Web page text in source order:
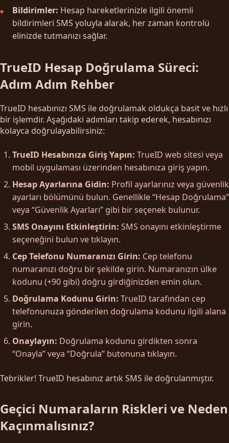
Bildirimler: Hesap hareketlerinizle ilgili önemli
bildirimleri SMS yoluyla alarak, her zaman kontrolü
elinizde tutmanızı sağlar.
TrueID Hesap Doğrulama Süreci:
Adım Adım Rehber
TrueID hesabınızı SMS ile doğrulamak oldukça basit ve hızlı
bir işlemdir. Aşağıdaki adımları takip ederek, hesabınızı
kolayca doğrulayabilirsiniz:
TrueID Hesabınıza Giriş Yapın: TrueID web sitesi veya
mobil uygulaması üzerinden hesabınıza giriş yapın.
Hesap Ayarlarına Gidin: Profil ayarlarınız veya güvenlik
ayarları bölümünü bulun. Genellikle “Hesap Doğrulama”
veya “Güvenlik Ayarları” gibi bir seçenek bulunur.
SMS Onayını Etkinleştirin: SMS onayını etkinleştirme
seçeneğini bulun ve tıklayın.
Cep Telefonu Numaranızı Girin: Cep telefonu
numaranızı doğru bir şekilde girin. Numaranızın ülke
kodunu (+90 gibi) doğru girdiğinizden emin olun.
Doğrulama Kodunu Girin: TrueID tarafından cep
telefonunuza gönderilen doğrulama kodunu ilgili alana
girin.
Onaylayın: Doğrulama kodunu girdikten sonra
“Onayla” veya “Doğrula” butonuna tıklayın.
Tebrikler! TrueID hesabınız artık SMS ile doğrulanmıştır.
Geçici Numaraların Riskleri ve Neden
Kaçınmalısınız?